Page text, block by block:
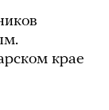
крае